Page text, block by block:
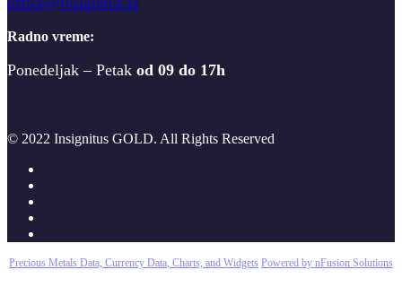
Radno vreme:
Ponedeljak – Petak od 09 do 17h
© 2022 Insignitus GOLD. All Rights Reserved
Precious Metals Data, Currency Data, Charts, and Widgets Powered by nFusion Solutions